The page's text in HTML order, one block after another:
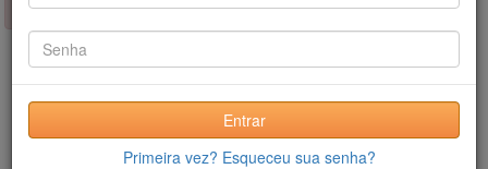
realizado)
Entrar
Primeira vez? Esqueceu sua senha?